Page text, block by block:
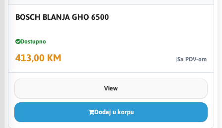
BOSCH BLANJA GHO 6500
Dostupno
413,00 KM Sa PDV-om
View
Dodaj u korpu